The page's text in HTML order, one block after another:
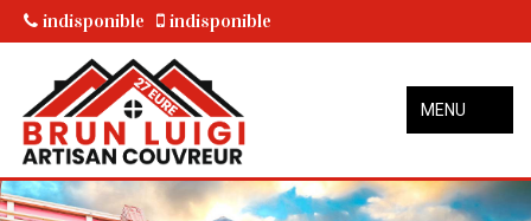
indisponible indisponible
MENU